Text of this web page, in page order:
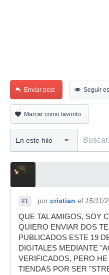
Enviar post Seguir
Marcar como favorito
#1 por cristian el 15/11/
QUE TAL AMIGOS, SOY
QUIERO ENVIAR DOS
PUBLICADOS ESTE 19
DIGITALES MEDIANTE
VERIFICADOS, PERO
TIENDAS POR SER